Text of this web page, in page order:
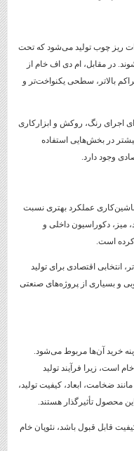
ریز چوب تولید می‌شود که تحت
در مقابل، ام دی اف خام از
بالاتر، سطحی یکنواخت‌تر و
اجرای رنگ، روکش و ابزارکاری
در بخش‌هایی استفاده
وجود دارد.
عملکرد بهتری نسبت
میز، دکوراسیون داخلی و
کرده است.
انتخابی اقتصادی برای تولید
و بسیاری از پروژه‌های صنعتی
خرید آن‌ها مربوط می‌شود.
است، زیرا فرآیند تولید
ضخامت، ابعاد، کیفیت تولید،
محصول تأثیرگذار هستند.
قابل قبول باشد، نئوپان خام